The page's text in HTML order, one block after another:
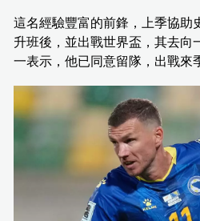
這名經驗豐富的前鋒，上季協助
升班後，並出戰世界盃，其去向
一表示，他已同意留隊，出戰來